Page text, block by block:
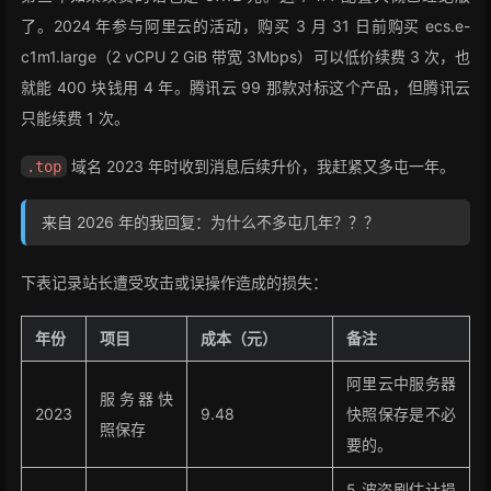
了。2024 年参与阿里云的活动，购买 3 月 31 日前购买 ecs.e-
c1m1.large（2 vCPU 2 GiB 带宽 3Mbps）可以低价续费 3 次，也
就能 400 块钱用 4 年。腾讯云 99 那款对标这个产品，但腾讯云
只能续费 1 次。
.top 域名 2023 年时收到消息后续升价，我赶紧又多屯一年。
来自 2026 年的我回复：为什么不多屯几年？？？
下表记录站长遭受攻击或误操作造成的损失：
年份 项目 成本（元） 备注
2023
服务器快
照保存
9.48
阿里云中服务器
快照保存是不必
要的。